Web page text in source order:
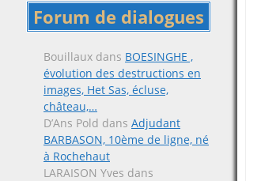
Forum de dialogues
Bouillaux dans BOESINGHE ,
évolution des destructions en
images, Het Sas, écluse,
château,…
D’Ans Pold dans Adjudant
BARBASON, 10ème de ligne, né
à Rochehaut
LARAISON Yves dans